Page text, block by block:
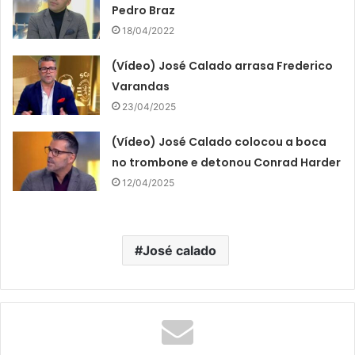
Pedro Braz
18/04/2022
(Vídeo) José Calado arrasa Frederico
Varandas
23/04/2025
(Vídeo) José Calado colocou a boca
no trombone e detonou Conrad Harder
12/04/2025
José calado